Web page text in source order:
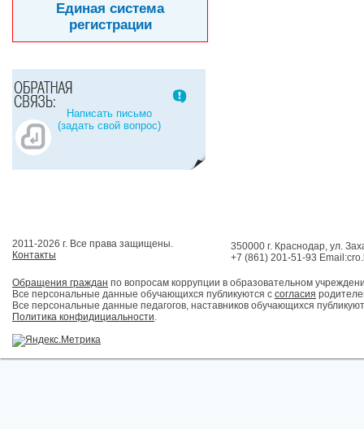
Единая система
регистрации
Написать письмо
(задать свой вопрос)
2011-2026 г. Все права защищены.
Контакты
350000 г. Краснодар, ул.
+7 (861) 201-51-93
Обращения граждан по вопросам коррупции в образовательном
Все персональные данные обучающихся публикуются с согласия
Все персональные данные педагогов, наставников обучающихся
Политика конфидициальности.